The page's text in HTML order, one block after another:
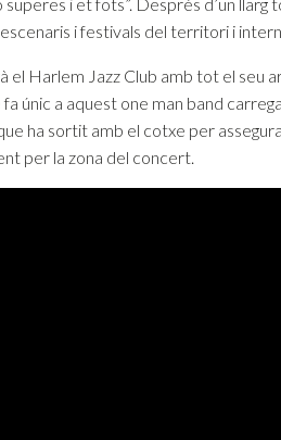
i festivals del territori i
el Harlem Jazz Club amb tot el seu
únic a aquest one man band
ha sortit amb el cotxe per
per la zona del concert.